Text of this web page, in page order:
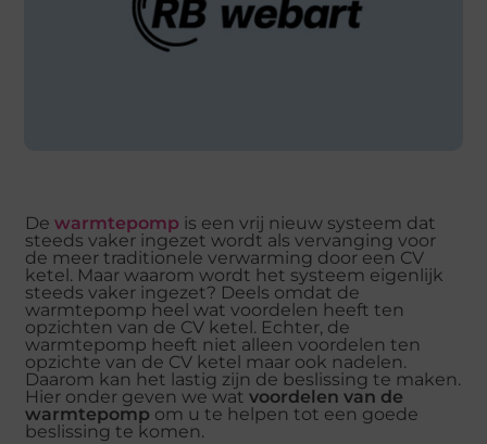
Dewarmtepomp is een vrij nieuw systeem dat
steeds vaker ingezet wordt als vervanging voor
de meer traditionele verwarming door een CV
ketel. Maar waarom wordt het systeem eigenlijk
steeds vaker ingezet? Deels omdat de
warmtepomp heel wat voordelen heeft ten
opzichten van de CV ketel. Echter, de
warmtepomp heeft niet alleen voordelen ten
opzichte van de CV ketel maar ook nadelen.
Daarom kan het lastig zijn de beslissing te maken.
Hier onder geven we watvoordelen van de
warmtepomp om u te helpen tot een goede
beslissing te komen.